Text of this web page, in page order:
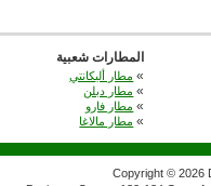
المطارات شعبية
مطار أليكانتي «
مطار دبلن «
مطار فارو «
مطار مالاغا «
Copyright © 2026